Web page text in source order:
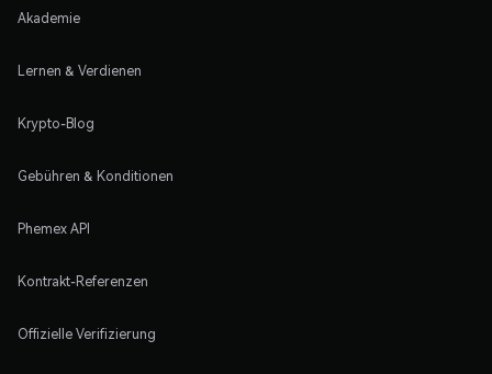
Akademie
Lernen & Verdienen
Krypto-Blog
Gebühren & Konditionen
Phemex API
Kontrakt-Referenzen
Offizielle Verifizierung